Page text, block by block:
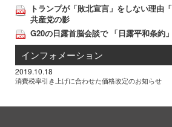
トランプが「敗北宣言」をしない理由
共産党の影
G20の日露首脳会談で 「日露平和条約
インフォメーション
2019.10.18
消費税率引き上げに合わせた価格改定のお知らせ